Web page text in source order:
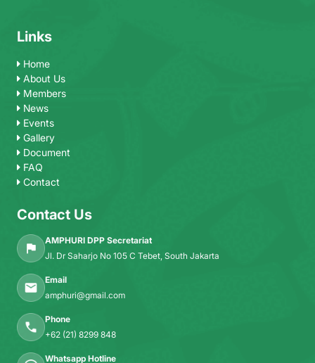
Links
Home
About Us
Members
News
Events
Gallery
Document
FAQ
Contact
Contact Us
AMPHURI DPP Secretariat
Jl. Dr Saharjo No 105 C Tebet, South Jakarta
Email
amphuri@gmail.com
Phone
+62 (21) 8299 848
Whatsapp Hotline